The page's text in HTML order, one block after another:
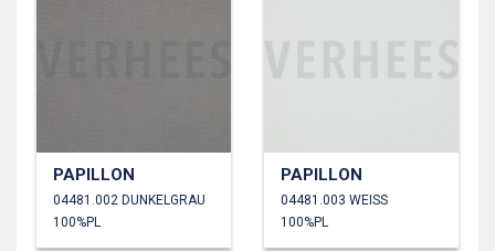
PAPILLON
04481.002 DUNKELGRAU
100%PL
PAPILLON
04481.003 WEISS
100%PL